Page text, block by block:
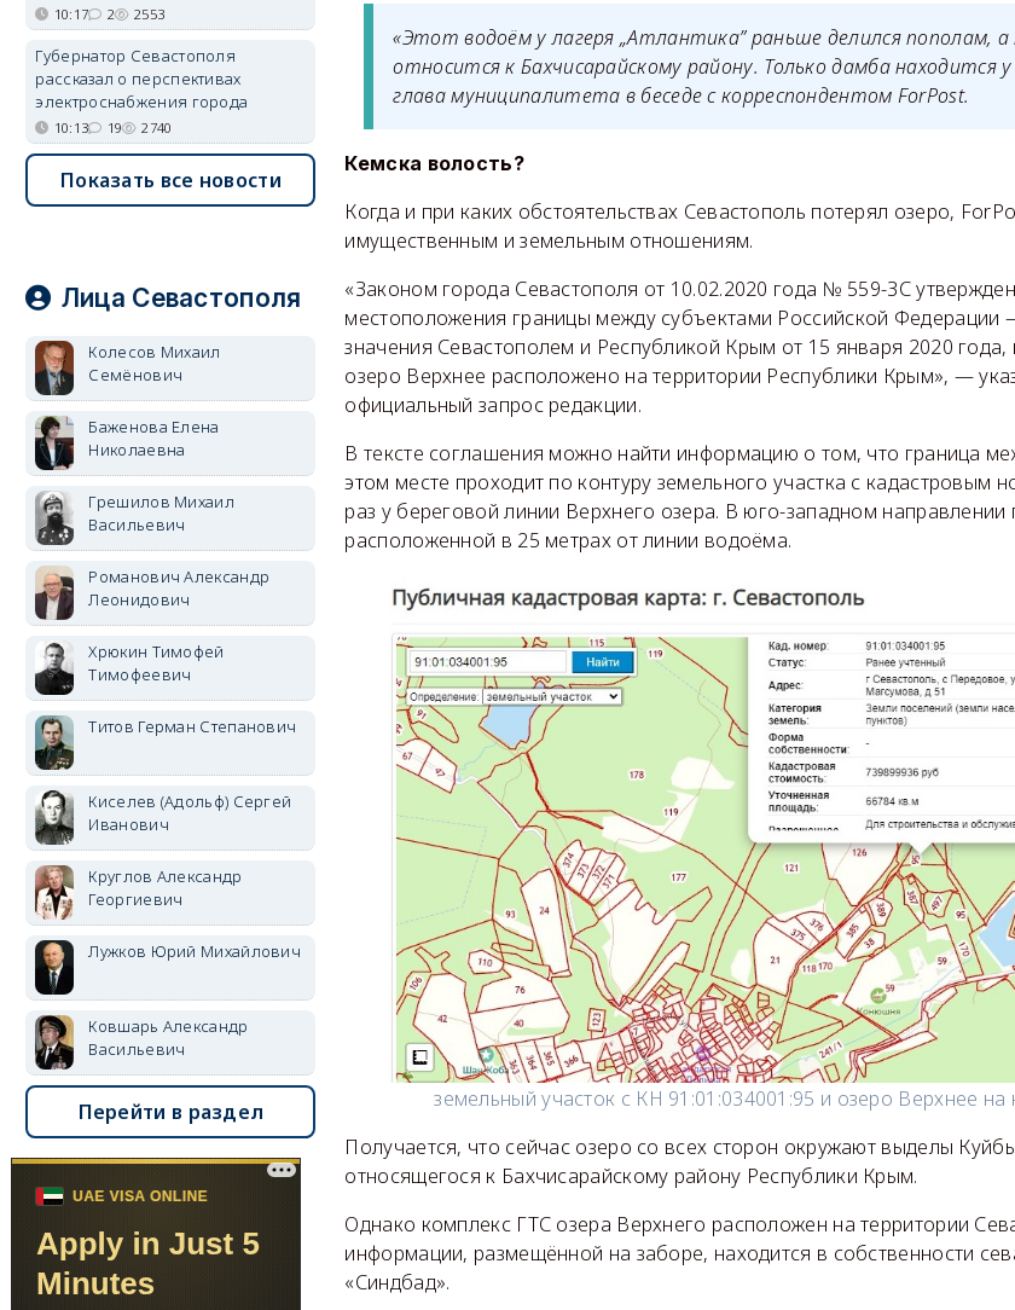
«Этот водоём у лагеря „Атлантика” раньше делился пополам,
относится к Бахчисарайскому району. Только дамба находится
глава муниципалитета в беседе с корреспондентом ForPost.
Кемска волость?
Когда и при каких обстоятельствах Севастополь потерял озеро,
имущественным и земельным отношениям.
«Законом города Севастополя от 10.02.2020 года № 559-ЗС
местоположения границы между субъектами Российской
значения Севастополем и Республикой Крым от 15 января 2020 года,
озеро Верхнее расположено на территории Республики Крым», —
официальный запрос редакции.
В тексте соглашения можно найти информацию о том, что граница
этом месте проходит по контуру земельного участка с кадастровым
раз у береговой линии Верхнего озера. В юго-западном направлении
расположенной в 25 метрах от линии водоёма.
земельный участок с КН 91:01:034001:95 и озеро Верхнее на
Получается, что сейчас озеро со всех сторон окружают выделы
относящегося к Бахчисарайскому району Республики Крым.
Однако комплекс ГТС озера Верхнего расположен на территории
информации, размещённой на заборе, находится в собственности
«Синдбад».
10:17 2 2553
Губернатор Севастополя
рассказал о перспективах
электроснабжения города
10:13 19 2740
Показать все новости
Лица Севастополя
Колесов Михаил
Семёнович
Баженова Елена
Николаевна
Грешилов Михаил
Васильевич
Романович Александр
Леонидович
Хрюкин Тимофей
Тимофеевич
Титов Герман Степанович
Киселев (Адольф) Сергей
Иванович
Круглов Александр
Георгиевич
Лужков Юрий Михайлович
Ковшарь Александр
Васильевич
Перейти в раздел